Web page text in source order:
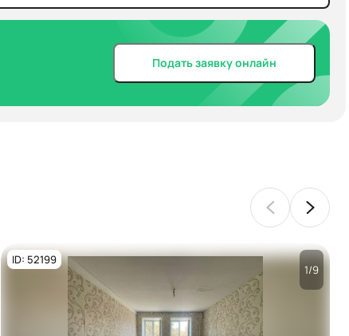
Подать заявку онлайн
ID: 52199
1/9